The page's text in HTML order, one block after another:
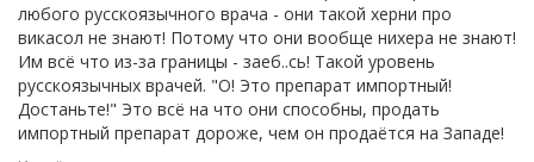
любого русскоязычного врача - они такой херни про
викасол не знают! Потому что они вообще нихера не знают!
Им всё что из-за границы - заеб..сь! Такой уровень
русскоязычных врачей. "О! Это препарат импортный!
Достаньте!" Это всё на что они способны, продать
импортный препарат дороже, чем он продаётся на Западе!